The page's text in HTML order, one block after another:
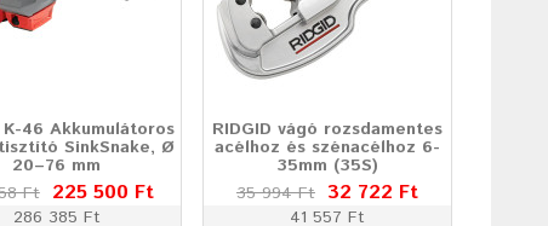
K-46 Akkumulátoros
SinkSnake, Ø
20–76 mm
Ft 225 500 Ft
286 385 Ft
RIDGID vágó rozsdamentes
acélhoz és szénacélhoz 6-
35mm (35S)
35 994 Ft 32 722 Ft
41 557 Ft